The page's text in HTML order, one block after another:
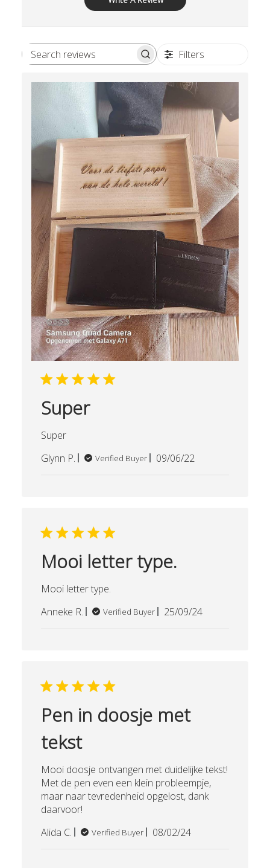
Search reviews Filters
Super
Super
Glynn P.
Verified Buyer
Published
09/06/22
Mooi letter type.
Mooi letter type.
Anneke R.
Verified Buyer
Published
25/09/24
Pen in doosje met
tekst
Mooi doosje ontvangen met duidelijke tekst!
Met de pen even een klein probleempje,
maar naar tevredenheid opgelost, dank
daarvoor!
Alida C.
Verified Buyer
Published
08/02/24